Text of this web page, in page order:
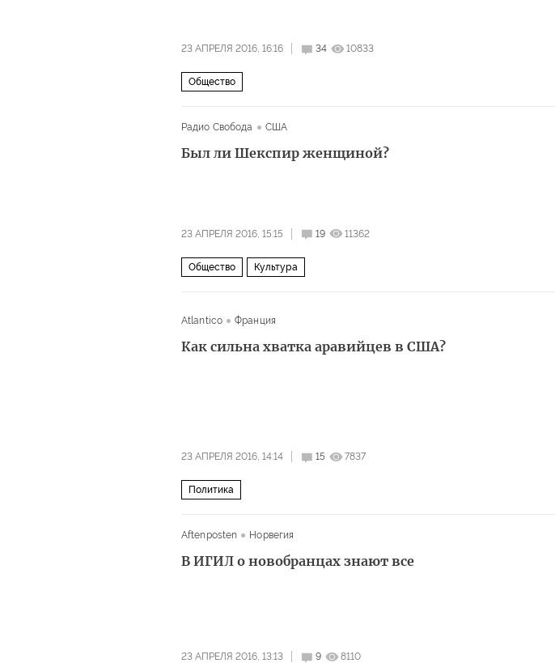
23 АПРЕЛЯ 2016, 16:16 34 10833
Общество
Радио Свобода США
Был ли Шекспир женщиной?
23 АПРЕЛЯ 2016, 15:15 19 11362
Общество Культура
Atlantico Франция
Как сильна хватка аравийцев в США?
23 АПРЕЛЯ 2016, 14:14 15 7837
Политика
Aftenposten Норвегия
В ИГИЛ о новобранцах знают все
23 АПРЕЛЯ 2016, 13:13 9 8110